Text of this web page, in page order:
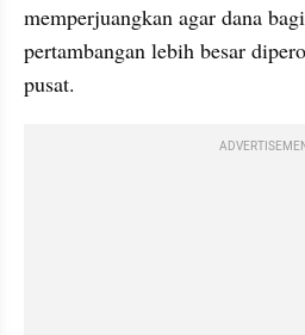
memperjuangkan agar dana
pertambangan lebih besar
pusat.